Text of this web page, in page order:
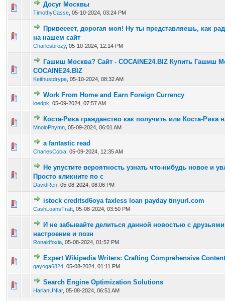
Досуг Москвы
TimothyCasse 05-10-2024, 03:24 PM
0 Vote(s) - 0 out of 5 in Average
Привеееет, дорогая моя! Ну ты представляешь, как
на нашем сайт
Charlesbrozy, 05-10-2024, 12:14 PM
0 Vote(s) - 0 out of 5 in Average
Гашиш Москва? Сайт - COCAINE24.BIZ Купить Гашиш
COCAINE24.BIZ
Keithustdrype 05-10-2024, 08:32 AM
0 Vote(s) - 0 out of 5 in Average
Work From Home and Earn Foreign Currency
ioedpk 05-09-2024, 07:57 AM
0 Vote(s) - 0 out of 5 in Average
12345
Коста-Рика гражданство как получить или Коста-
MnoioPhymn 05-09-2024, 06:01 AM
0 Vote(s) - 0 out of 5 in Average
1 23 45
a fantastic read
CharlesCobia 05-09-2024, 12:35 AM
0 Vote(s) - 0 out of 5 in Average
Не упустите вероятность узнать что-нибудь новое и
Просто кликните по с
DavidRen 05-08-2024, 08:06 PM
0 Vote(s) - 0 out of 5 in Average
istock creditsd6oya faxless loan payday tinyurl.com
CashLoansTratt 05-08-2024, 03:50 PM
0 Vote(s) - 0 out of 5 in Average
12345
И не забывайте делиться данной новостью с
настроение и позн
Ronaldfoxia 05-08-2024, 01:52 PM
0 Vote(s) - 0 out of 5 in Average
Expert Wikipedia Writers: Crafting Comprehensive
gayoga6824 05-08-2024, 01:11 PM
0 Vote(s) - 0 out of 5 in Average
123 45
Search Engine Optimization Solutions
HarlanUNlar, 05-08-2024, 06:51 AM
0 Vote(s) - 0 out of 5 in Average
12345